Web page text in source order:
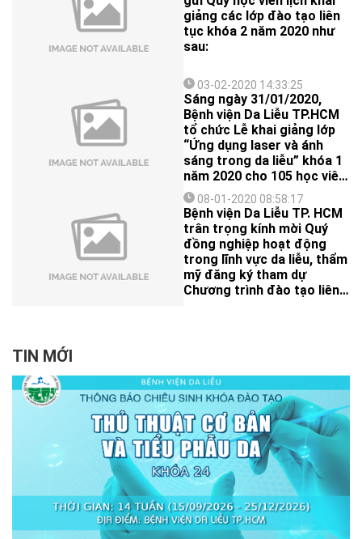
giảng các lớp đào tạo liên
tục khóa 2 năm 2020 như
sau:
03-02-2020 14:33:25
Sáng ngày 31/01/2020,
Bệnh viện Da Liễu TP.HCM
tổ chức Lễ khai giảng lớp
“Ứng dụng laser và ánh
sáng trong da liễu” khóa 1
năm 2020 cho 105 học viên
là các bác sĩ chuyên khoa
da liễu, thẩm mỹ.
08-01-2020 08:58:17
Bệnh viện Da Liễu TP. HCM
trân trọng kính mời Quý
đồng nghiệp hoạt động
trong lĩnh vực da liễu, thẩm
mỹ đăng ký tham dự
Chương trình đào tạo liên
Ngô Thời Nhiệm, P.6, Q.3
(chương trình đính kèm).
TIN MỚI